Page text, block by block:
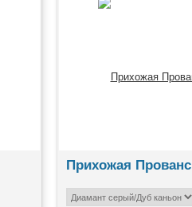
Прихожая Прованс